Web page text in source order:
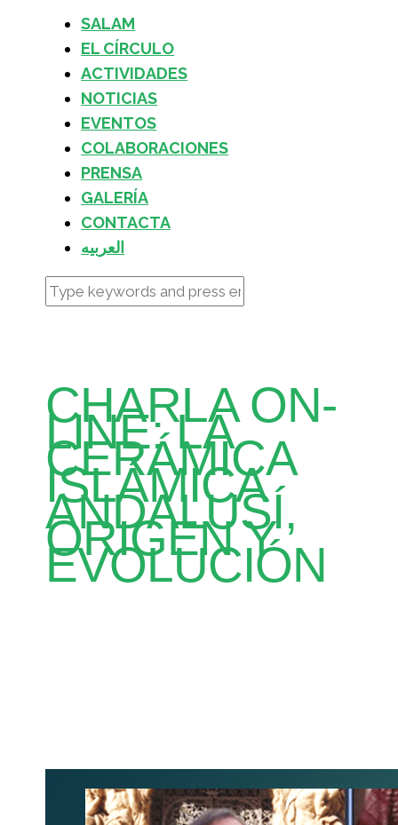
SALAM
EL CÍRCULO
ACTIVIDADES
NOTICIAS
EVENTOS
COLABORACIONES
PRENSA
GALERÍA
CONTACTA
العربيه
CHARLA ON-
LINE: LA
CERÁMICA
ISLÁMICA
ANDALUSÍ,
ORIGEN Y
EVOLUCIÓN